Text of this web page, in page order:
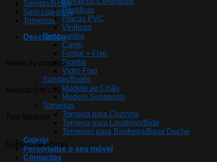
Pastilhas
Placas PVC
Vinílicos
Resguardos
Canto
Fontal + Fixo
Frontal
Vidro Fixo
Sanitas/Bidés
Modelo ao Chão
Modelo Suspenso
Torneiras
Torneira para Cozinha
Torneira para Lavatório/Bidé
Torneiras para Banheira/Base Duche
Galeria
Personalize o seu móvel
Contactos
Sanitas/Bidés
Sem categoria
Torneiras
Description
Nome do produto
Número de Portas